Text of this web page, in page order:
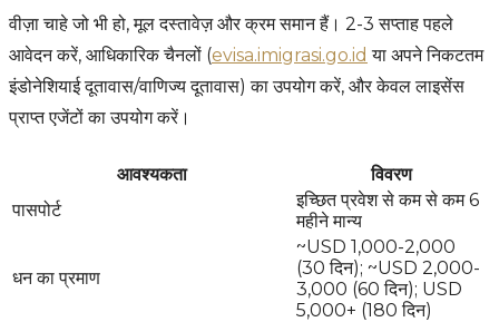
वीज़ा चाहे जो भी हो, मूल दस्तावेज़ और क्रम समान हैं। 2-3 सप्ताह पहले
आवेदन करें, आधिकारिक चैनलों (evisa.imigrasi.go.id या अपने निकटतम
इंडोनेशियाई दूतावास/वाणिज्य दूतावास) का उपयोग करें, और केवल लाइसेंस
प्राप्त एजेंटों का उपयोग करें।
आवश्यकता
विवरण
पासपोर्ट
इच्छित प्रवेश से कम से कम 6
महीने मान्य
धन का प्रमाण
~USD 1,000-2,000
(30 दिन); ~USD 2,000-
3,000 (60 दिन); USD
5,000+ (180 दिन)